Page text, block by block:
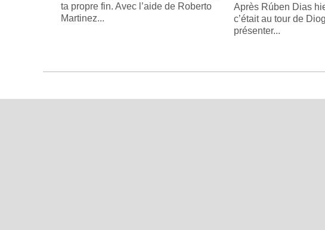
ta propre fin. Avec l’aide de Roberto
Martinez...
Après Rúben Dias
c’était au tour de
présenter...